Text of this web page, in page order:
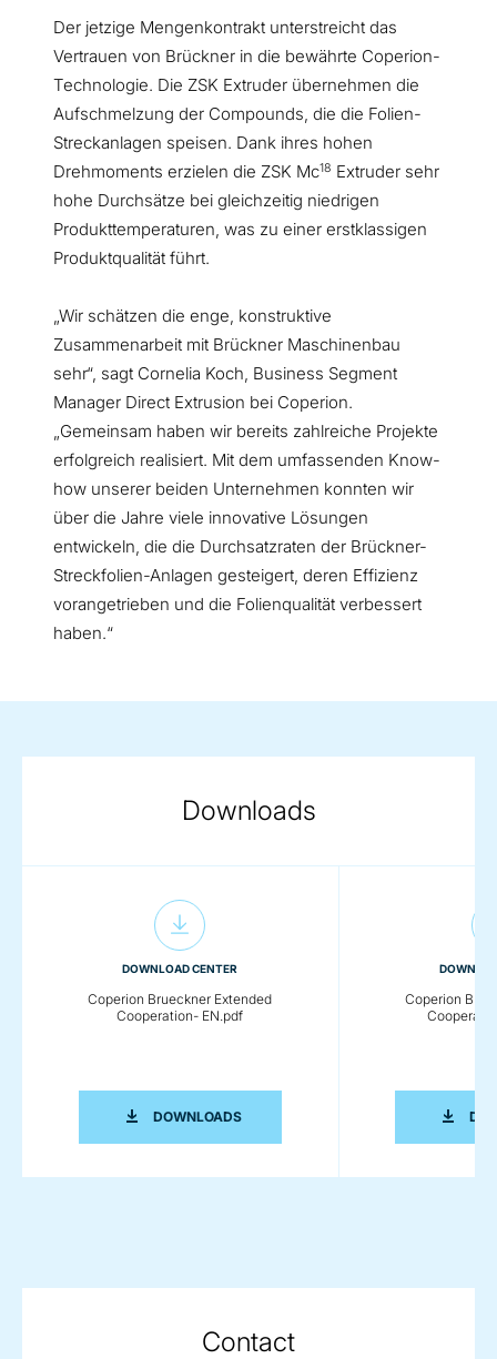
Der jetzige Mengenkontrakt unterstreicht das
Vertrauen von Brückner in die bewährte Coperion-
Technologie. Die ZSK Extruder übernehmen die
Aufschmelzung der Compounds, die die Folien-
Streckanlagen speisen. Dank ihres hohen
Drehmoments erzielen die ZSK Mc18 Extruder sehr
hohe Durchsätze bei gleichzeitig niedrigen
Produkttemperaturen, was zu einer erstklassigen
Produktqualität führt.
„Wir schätzen die enge, konstruktive
Zusammenarbeit mit Brückner Maschinenbau
sehr“, sagt Cornelia Koch, Business Segment
Manager Direct Extrusion bei Coperion.
„Gemeinsam haben wir bereits zahlreiche Projekte
erfolgreich realisiert. Mit dem umfassenden Know-
how unserer beiden Unternehmen konnten wir
über die Jahre viele innovative Lösungen
entwickeln, die die Durchsatzraten der Brückner-
Streckfolien-Anlagen gesteigert, deren Effizienz
vorangetrieben und die Folienqualität verbessert
haben.“
Downloads
DOWNLOAD CENTER
Coperion Brueckner Extended
Cooperation- EN.pdf
DOWNLOADSCOPERION BRUECKNER EXTENDED
Coperion
Contact